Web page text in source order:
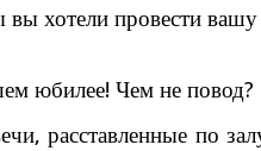
хотели провести
юбилее! Чем не повод?
расставленные по